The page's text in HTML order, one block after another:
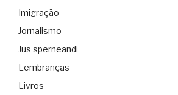
Imigração
Jornalismo
Jus sperneandi
Lembranças
Livros